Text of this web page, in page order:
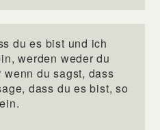
du es bist und ich
werden weder du
du sagst, dass
dass du es bist, so